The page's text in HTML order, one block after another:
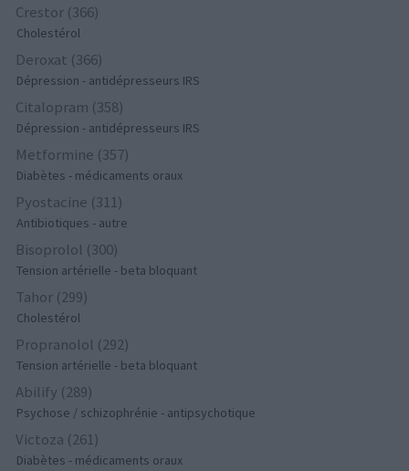
Crestor (366)
Cholestérol
Deroxat (366)
Dépression - antidépresseurs IRS
Citalopram (358)
Dépression - antidépresseurs IRS
Metformine (357)
Diabètes - médicaments oraux
Pyostacine (311)
Antibiotiques - autre
Bisoprolol (300)
Tension artérielle - beta bloquant
Tahor (299)
Cholestérol
Propranolol (292)
Tension artérielle - beta bloquant
Abilify (289)
Psychose / schizophrénie - antipsychotique
Victoza (261)
Diabètes - médicaments oraux